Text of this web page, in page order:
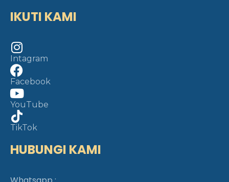
IKUTI KAMI
Intagram
Facebook
YouTube
TikTok
HUBUNGI KAMI